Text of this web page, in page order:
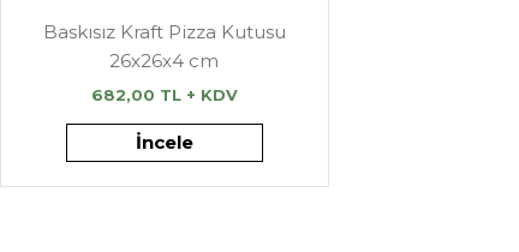
Baskısız Kraft Pizza Kutusu
26x26x4 cm
682,00 TL + KDV
İncele